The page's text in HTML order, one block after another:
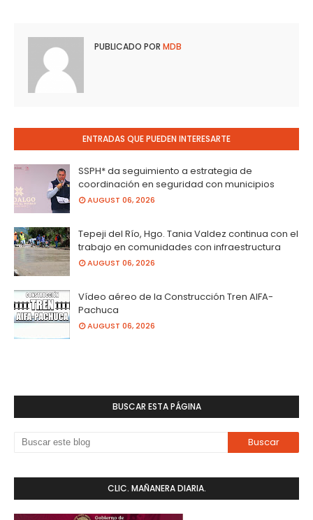
PUBLICADO POR MDB
ENTRADAS QUE PUEDEN INTERESARTE
SSPH* da seguimiento a estrategia de
coordinación en seguridad con municipios
AUGUST 06, 2026
Tepeji del Río, Hgo. Tania Valdez continua con el
trabajo en comunidades con infraestructura
AUGUST 06, 2026
Vídeo aéreo de la Construcción Tren AIFA-
Pachuca
AUGUST 06, 2026
BUSCAR ESTA PÁGINA
CLIC. MAÑANERA DIARIA.